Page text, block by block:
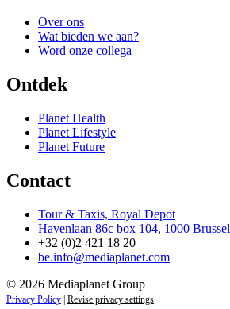
Over ons
Wat bieden we aan?
Word onze collega
Ontdek
Planet Health
Planet Lifestyle
Planet Future
Contact
Tour & Taxis, Royal Depot
Havenlaan 86c box 104, 1000 Brussel
+32 (0)2 421 18 20
be.info@mediaplanet.com
© 2026 Mediaplanet Group
Privacy Policy Revise privacy settings